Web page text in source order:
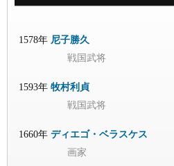
1578年 尼子勝久
戦国武将
1593年 牧村利貞
戦国武将
1660年 ディエゴ・ベラスケス
画家